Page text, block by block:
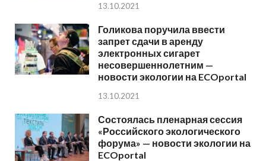
13.10.2021
Голикова поручила ввести
запрет сдачи в аренду
электронных сигарет
несовершеннолетним —
новости экологии на ECOportal
13.10.2021
Состоялась пленарная сессия
«Российского экологического
форума» — новости экологии на
ECOportal